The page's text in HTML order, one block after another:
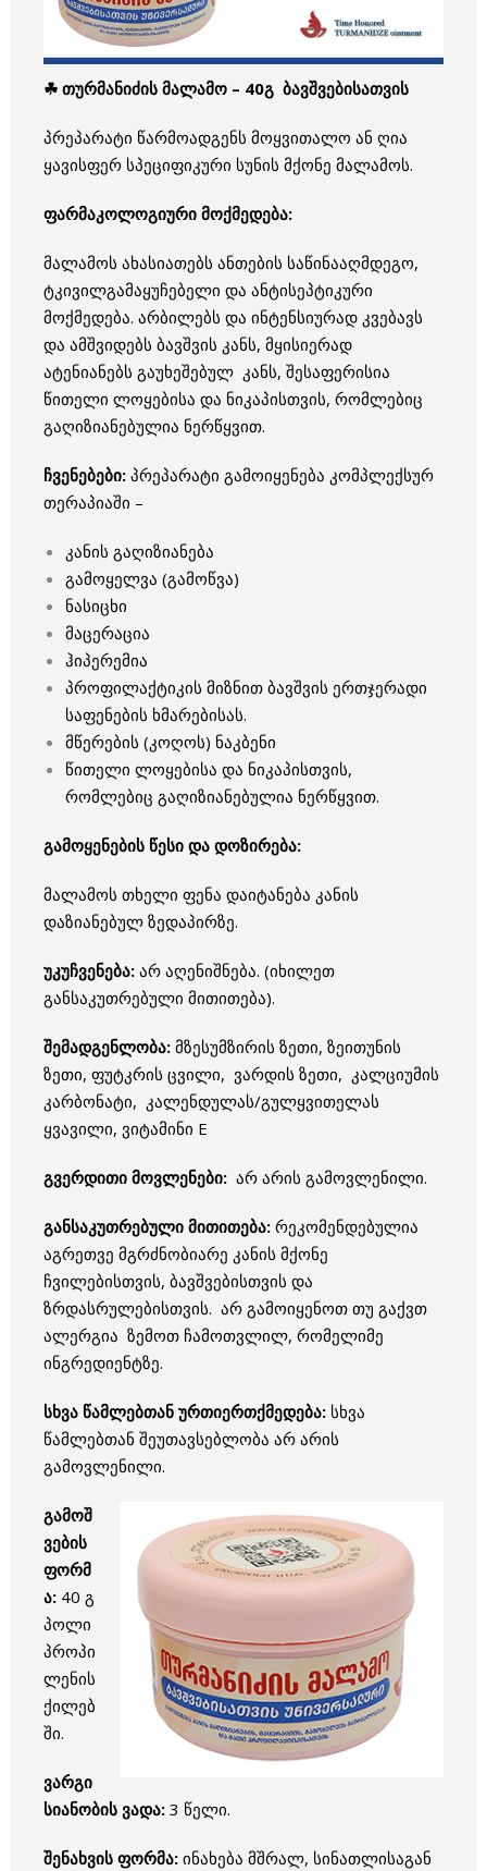
☘ თურმანიძის მალამო – 40გ ბავშვებისათვის
პრეპარატი წარმოადგენს მოყვითალო ან ღია
ყავისფერ სპეციფიკური სუნის მქონე მალამოს.
ფარმაკოლოგიური მოქმედება:
მალამოს ახასიათებს ანთების საწინააღმდეგო,
ტკივილგამაყუჩებელი და ანტისეპტიკური
მოქმედება. არბილებს და ინტენსიურად კვებავს
და ამშვიდებს ბავშვის კანს, მყისიერად
ატენიანებს გაუხეშებულ კანს, შესაფერისია
წითელი ლოყებისა და ნიკაპისთვის, რომლებიც
გაღიზიანებულია ნერწყვით.
ჩვენებები: პრეპარატი გამოიყენება კომპლექსურ
თერაპიაში –
კანის გაღიზიანება
გამოყელვა (გამოწვა)
ნასიცხი
მაცერაცია
ჰიპერემია
პროფილაქტიკის მიზნით ბავშვის ერთჯერადი
საფენების ხმარებისას.
მწერების (კოღოს) ნაკბენი
წითელი ლოყებისა და ნიკაპისთვის,
რომლებიც გაღიზიანებულია ნერწყვით.
გამოყენების წესი და დოზირება:
მალამოს თხელი ფენა დაიტანება კანის
დაზიანებულ ზედაპირზე.
უკუჩვენება: არ აღენიშნება. (იხილეთ
განსაკუთრებული მითითება).
შემადგენლობა: მზესუმზირის ზეთი, ზეითუნის
ზეთი, ფუტკრის ცვილი, ვარდის ზეთი, კალციუმის
კარბონატი, კალენდულას/გულყვითელას
ყვავილი, ვიტამინი E
გვერდითი მოვლენები: არ არის გამოვლენილი.
განსაკუთრებული მითითება: რეკომენდებულია
აგრეთვე მგრძნობიარე კანის მქონე
ჩვილებისთვის, ბავშვებისთვის და
ზრდასრულებისთვის. არ გამოიყენოთ თუ გაქვთ
ალერგია ზემოთ ჩამოთვლილ, რომელიმე
ინგრედიენტზე.
სხვა წამლებთან ურთიერთქმედება: სხვა
წამლებთან შეუთავსებლობა არ არის
გამოვლენილი.
გამოშ
ვების
ფორმ
ა: 40 გ
პოლი
პროპი
ლენის
ქილებ
ში.
ვარგი
სიანობის ვადა: 3 წელი.
შენახვის ფორმა: ინახება მშრალ, სინათლისაგან